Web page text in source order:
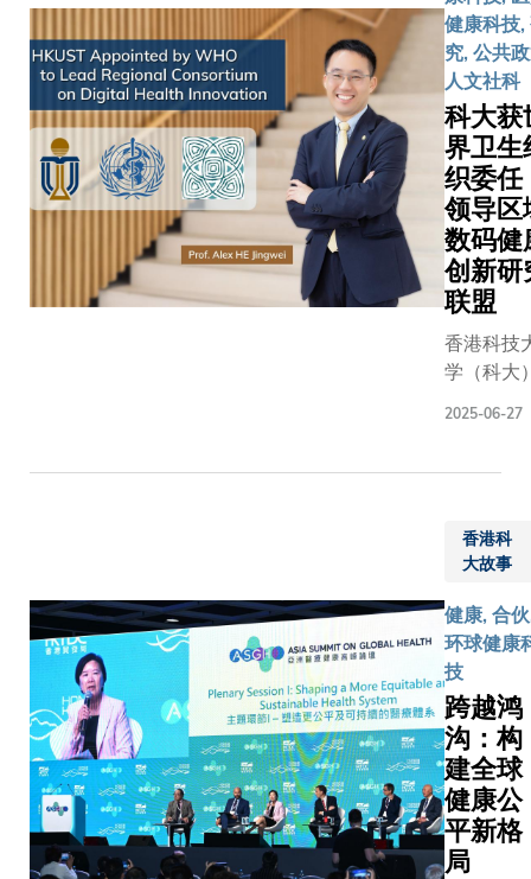
斯里兰
卡高
地。
科大学
生徒步
一个多
小时，
抵达哈
普特莱
的山区
村落，
为建立
远程医
疗系统
远程医
疗科大
生物化
学及细
胞生物
学一年
级生陈
恺俊，
是这项
远程医
疗计划
的核心
布，三
方已厘
定合作
框架并
正式启
动粤港
澳大湾
区（大
湾区）
「银发
智龄生
计划，
携手推
动区内
龄产业
签署仪
式于
人寿第
十届黄
金时代
展览暨
高峰
会」期
间举
行，三
方代表
在香港
健康科技,
究, 公共
人文社科
科大获
界卫生
织委
领导区
数码健
创新研
联盟
香港科技
学（科大
生体系与
策观察站
Pacific
on Health
Systems
and
APO）委
托，牵头
立一个聚
于数码健
2025-06-27
香港科
大故事
健康, 合
环球健康
技
跨越鸿
沟：构
建全球
健康公
平新格
局